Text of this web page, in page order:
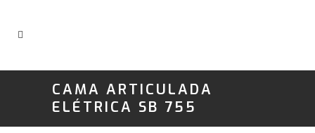
CAMA ARTICULADA
ELÉTRICA SB 755